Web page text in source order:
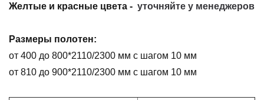
Желтые и красные цвета - уточняйте у менеджеров
Размеры полотен:
от 400 до 800*2110/2300 мм с шагом 10 мм
от 810 до 900*2110/2300 мм с шагом 10 мм